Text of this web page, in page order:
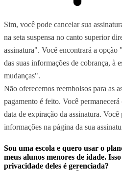
Sim, você pode cancelar sua
na seta suspensa no canto superior
assinatura". Você encontrará a
das suas informações de cobrança, à
mudanças".
Não oferecemos reembolsos para as
pagamento é feito. Você
data de expiração da assinatura. Você
informações na página da sua
Sou uma escola e quero usar o
meus alunos menores de idade.
privacidade deles é gerenciada?